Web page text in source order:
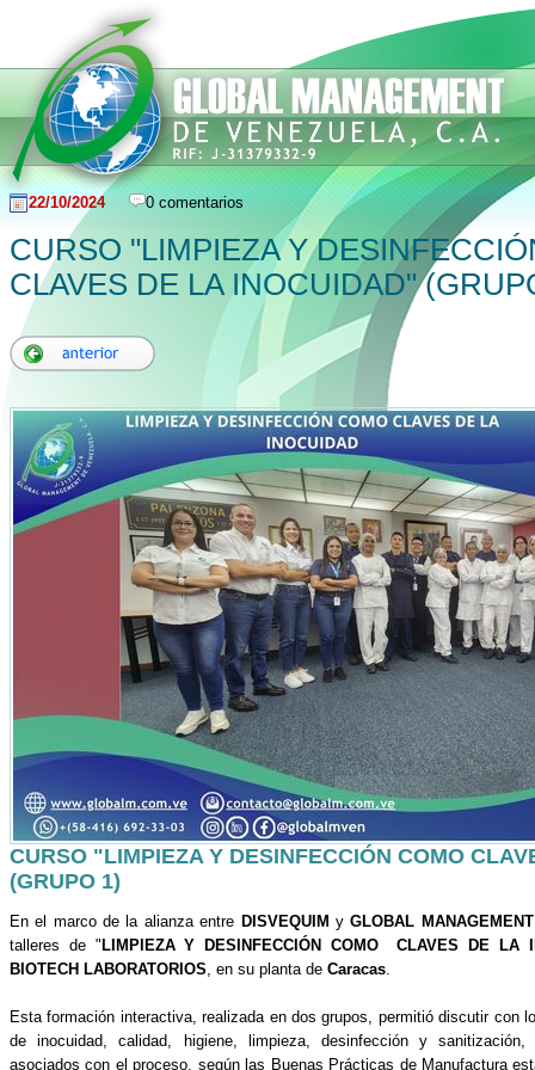
22/10/2024 0 comentarios
CURSO "LIMPIEZA Y
CLAVES DE LA INOCUIDAD"
CURSO "LIMPIEZA Y DESINFECCIÓN COMO
(GRUPO 1)
En el marco de la alianza entre DISVEQUIM yGLOBAL
talleres de "LIMPIEZA Y DESINFECCIÓN COMO CLAVES DE LA
BIOTECH LABORATORIOS , en su planta de Caracas
Esta formación interactiva, realizada en dos grupos, permitió discutir con
de inocuidad, calidad, higiene, limpieza, desinfección y
asociados con el proceso, según las Buenas Prácticas de Manufactura